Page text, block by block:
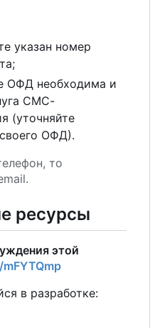
указан номер
ОФД необходима и
СМС-
(уточняйте
ОФД).
то
ресурсы
этой
в разработке: